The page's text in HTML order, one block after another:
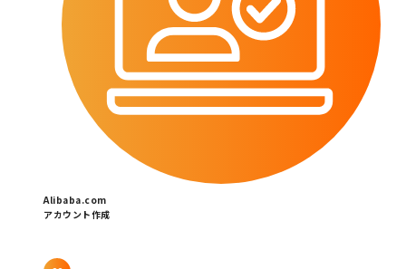
Alibaba.com
アカウント作成